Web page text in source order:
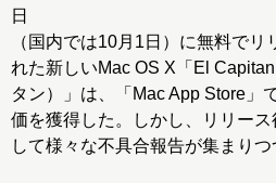
日
（国内では10月1日）に無料でリ
れた新しいMac OS X「El
タン）」は、「Mac App Store」
価を獲得した。しかし、リリース
して様々な不具合報告が集まりつ